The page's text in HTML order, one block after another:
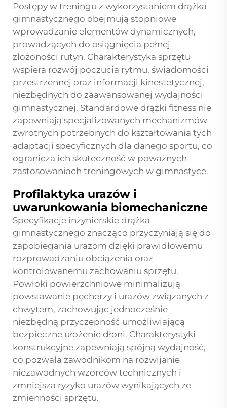
Postępy w treningu z wykorzystaniem drążka
gimnastycznego obejmują stopniowe
wprowadzanie elementów dynamicznych,
prowadzących do osiągnięcia pełnej
złożoności rutyn. Charakterystyka sprzętu
wspiera rozwój poczucia rytmu, świadomości
przestrzennej oraz informacji kinestetycznej,
niezbędnych do zaawansowanej wydajności
gimnastycznej. Standardowe drążki fitness nie
zapewniają specjalizowanych mechanizmów
zwrotnych potrzebnych do kształtowania tych
adaptacji specyficznych dla danego sportu, co
ogranicza ich skuteczność w poważnych
zastosowaniach treningowych w gimnastyce.
Profilaktyka urazów i
uwarunkowania biomechaniczne
Specyfikacje inżynierskie drążka
gimnastycznego znacząco przyczyniają się do
zapobiegania urazom dzięki prawidłowemu
rozprowadzaniu obciążenia oraz
kontrolowanemu zachowaniu sprzętu.
Powłoki powierzchniowe minimalizują
powstawanie pęcherzy i urazów związanych z
chwytem, zachowując jednocześnie
niezbędną przyczepność umożliwiającą
bezpieczne ułożenie dłoni. Charakterystyki
konstrukcyjne zapewniają spójną wydajność,
co pozwala zawodnikom na rozwijanie
niezawodnych wzorców technicznych i
zmniejsza ryzyko urazów wynikających ze
zmienności sprzętu.